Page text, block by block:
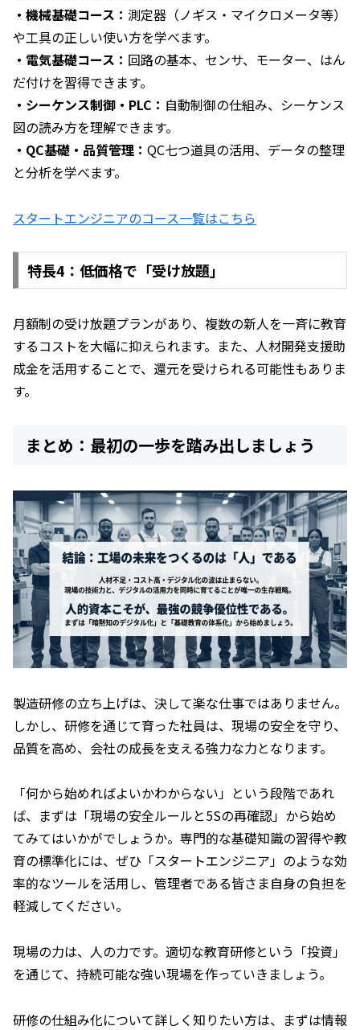
・機械基礎コース： 測定器（ノギス・マイクロメータ等）
や工具の正しい使い方を学べます。
・電気基礎コース： 回路の基本、センサ、モーター、はん
だ付けを習得できます。
・シーケンス制御・PLC： 自動制御の仕組み、シーケンス
図の読み方を理解できます。
・QC基礎・品質管理： QC七つ道具の活用、データの整理
と分析を学べます。
スタートエンジニアのコース一覧はこちら
特長4：低価格で「受け放題」
月額制の受け放題プランがあり、複数の新人を一斉に教育
するコストを大幅に抑えられます。また、人材開発支援助
成金を活用することで、還元を受けられる可能性もありま
す。
まとめ：最初の一歩を踏み出しましょう
製造研修の立ち上げは、決して楽な仕事ではありません。
しかし、研修を通じて育った社員は、現場の安全を守り、
品質を高め、会社の成長を支える強力な力となります。
「何から始めればよいかわからない」という段階であれ
ば、まずは「現場の安全ルールと5Sの再確認」から始め
てみてはいかがでしょうか。専門的な基礎知識の習得や教
育の標準化には、ぜひ「スタートエンジニア」のような効
率的なツールを活用し、管理者である皆さま自身の負担を
軽減してください。
現場の力は、人の力です。適切な教育研修という「投資」
を通じて、持続可能な強い現場を作っていきましょう。
研修の仕組み化について詳しく知りたい方は、まずは情報